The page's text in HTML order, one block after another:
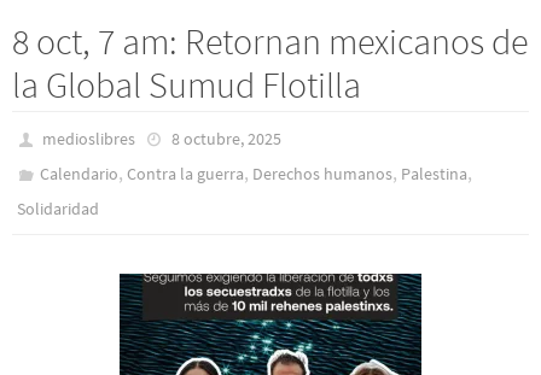
8 oct, 7 am: Retornan mexicanos de
la Global Sumud Flotilla
medioslibres
8 octubre, 2025
Calendario,Contra la guerra, Derechos humanos, Palestina,
Solidaridad